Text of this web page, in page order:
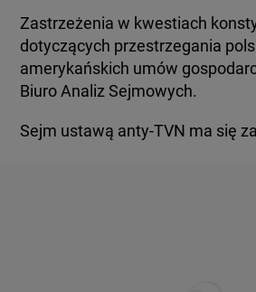
Zastrzeżenia w kwestiach
dotyczących przestrzegania
amerykańskich umów
Biuro Analiz Sejmowych.
Sejm ustawą anty-TVN ma się